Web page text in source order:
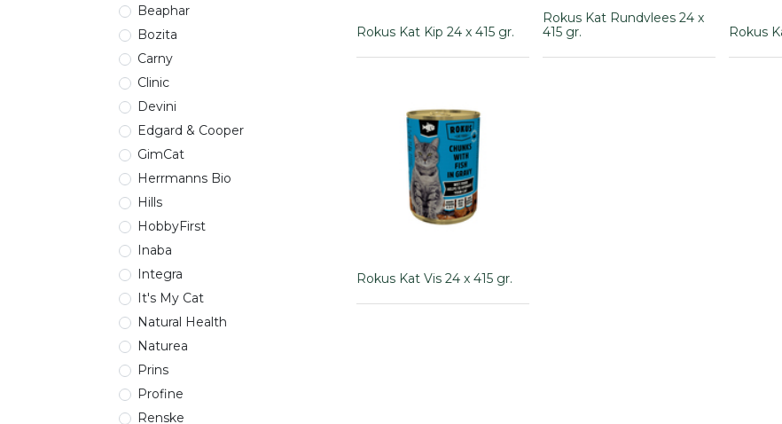
Beaphar
Bozita
Carny
Clinic
Devini
Edgard & Cooper
GimCat
Herrmanns Bio
Hills
HobbyFirst
Inaba
Integra
It's My Cat
Natural Health
Naturea
Prins
Profine
Renske
Rokus Kat Kip 24 x 415 gr.
Rokus Kat Rundvlees 24 x
415 gr.
Rokus
Rokus Kat Vis 24 x 415 gr.